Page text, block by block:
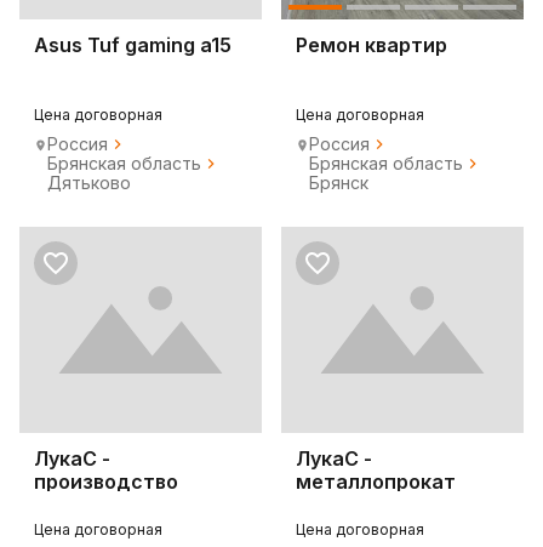
Asus Tuf gaming a15
Цена договорная
Россия
Брянская область
Дятьково
Ремон квартир
Цена договорная
Россия
Брянская область
Брянск
ЛукаС -
производство
Цена договорная
ЛукаС -
металлопрокат
Цена договорная